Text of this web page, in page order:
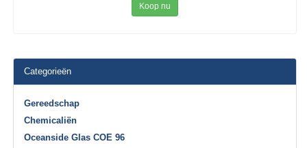
Koop nu
Categorieën
Gereedschap
Chemicaliën
Oceanside Glas COE 96